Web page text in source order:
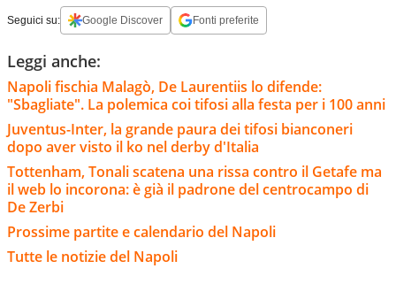
Seguici su: Google Discover Fonti preferite
Leggi anche:
Napoli fischia Malagò, De Laurentiis lo difende:
"Sbagliate". La polemica coi tifosi alla festa per i 100 anni
Juventus-Inter, la grande paura dei tifosi bianconeri
dopo aver visto il ko nel derby d'Italia
Tottenham, Tonali scatena una rissa contro il Getafe ma
il web lo incorona: è già il padrone del centrocampo di
De Zerbi
Prossime partite e calendario del Napoli
Tutte le notizie del Napoli